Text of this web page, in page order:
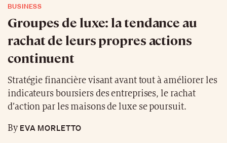
BUSINESS
Groupes de luxe: la tendance au
rachat de leurs propres actions
continuent
Stratégie financière visant avant tout à améliorer les
indicateurs boursiers des entreprises, le rachat
d’action par les maisons de luxe se poursuit.
ByEVA MORLETTO